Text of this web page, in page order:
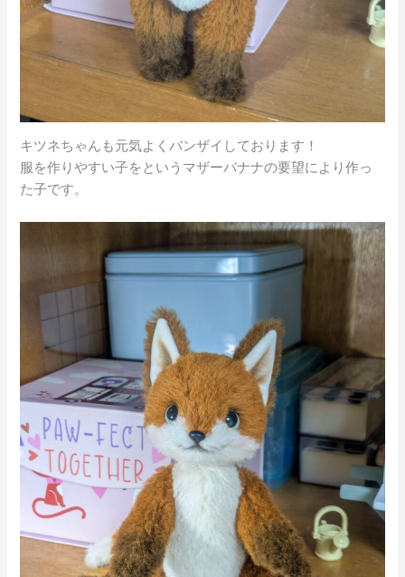
キツネちゃんも元気よくバンザイしております！
服を作りやすい子をというマザーバナナの要望により作っ
た子です。